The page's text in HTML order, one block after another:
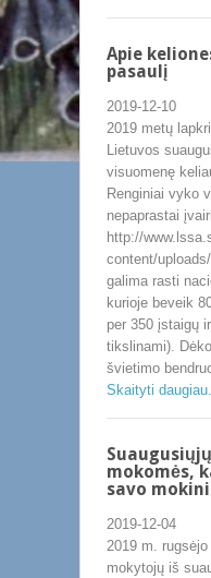
Apie
pasaulį
2019-12-10
2019 metų
Lietuvos
visuomenę
Renginiai vyko
nepaprastai
http://
content/
galima rasti
kurioje beveik
per 350 įstaigų
tikslinami).
švietimo
Skaityti
mokomės,
savo
2019-12-04
2019 m.
mokytojų iš